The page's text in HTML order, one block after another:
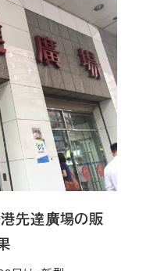
港先達廣場の販